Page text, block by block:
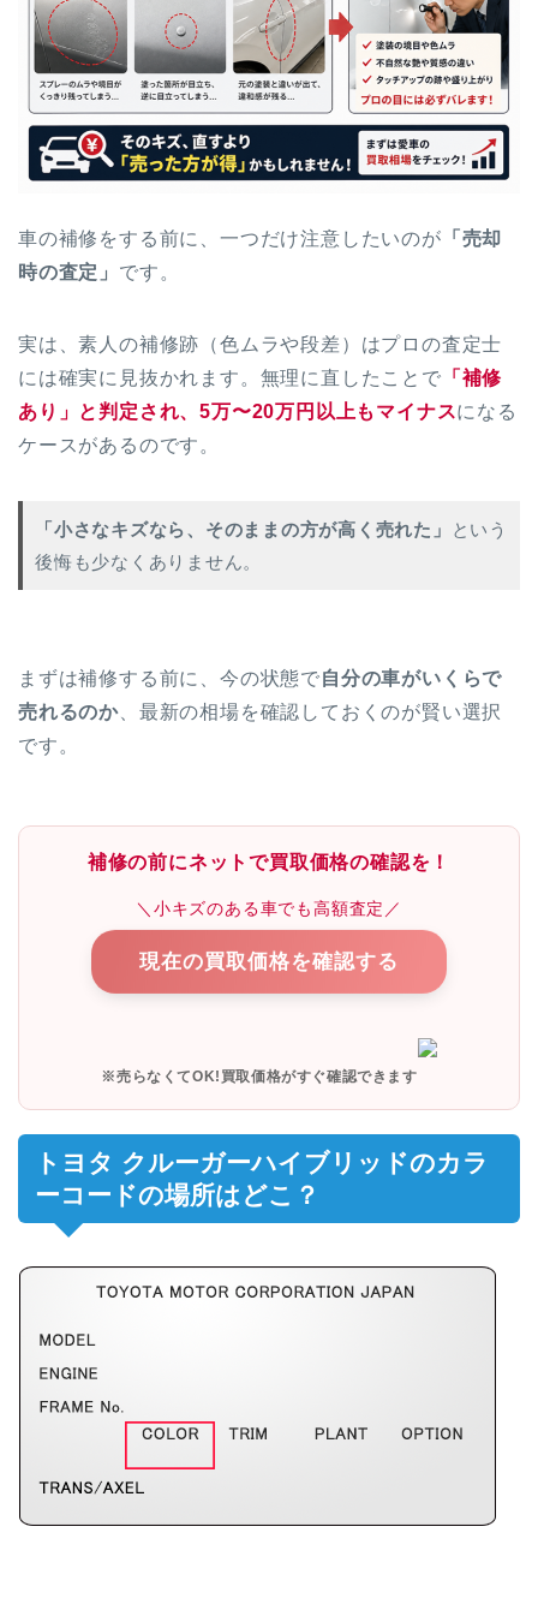
車の補修をする前に、一つだけ注意したいのが 「売却
時の査定」 です。
実は、素人の補修跡（色ムラや段差）はプロの査定士
には確実に見抜かれます。無理に直したことで 「補修
あり」と判定され、5万〜20万円以上もマイナスになる
ケースがあるのです。
「小さなキズなら、そのままの方が高く売れた」
という
後悔も少なくありません。
まずは補修する前に、今の状態で自分の車がいくらで
売れるのか 、最新の相場を確認しておくのが賢い選択
です。
補修の前にネットで買取価格の確認を！
＼小キズのある車でも高額査定／
現在の買取価格を確認する
※売らなくてOK!買取価格がすぐ確認できます
トヨタ クルーガーハイブリッドのカラ
ーコードの場所はどこ？